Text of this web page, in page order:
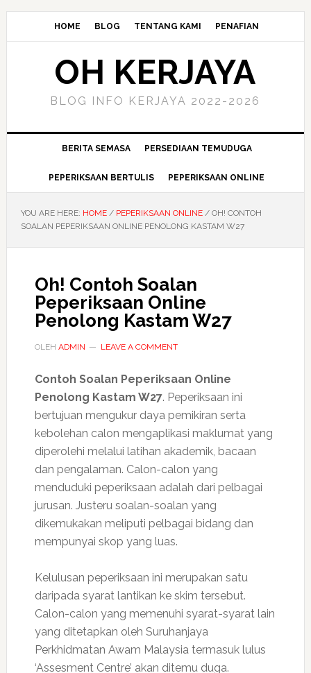
HOME BLOG TENTANG KAMI PENAFIAN
OH KERJAYA
BLOG INFO KERJAYA 2022-2026
BERITA SEMASA PERSEDIAAN TEMUDUGA
PEPERIKSAAN BERTULIS PEPERIKSAAN ONLINE
YOU ARE HERE: HOME / PEPERIKSAAN ONLINE /OH! CONTOH
SOALAN PEPERIKSAAN ONLINE PENOLONG KASTAM W27
Oh! Contoh Soalan
Peperiksaan Online
Penolong Kastam W27
OLEH ADMIN LEAVE A COMMENT
Contoh Soalan Peperiksaan Online
Penolong Kastam W27. Peperiksaan ini
bertujuan mengukur daya pemikiran serta
kebolehan calon mengaplikasi maklumat yang
diperolehi melalui latihan akademik, bacaan
dan pengalaman. Calon-calon yang
menduduki peperiksaan adalah dari pelbagai
jurusan. Justeru soalan-soalan yang
dikemukakan meliputi pelbagai bidang dan
mempunyai skop yang luas.
Kelulusan peperiksaan ini merupakan satu
daripada syarat lantikan ke skim tersebut.
Calon-calon yang memenuhi syarat-syarat lain
yang ditetapkan oleh Suruhanjaya
Perkhidmatan Awam Malaysia termasuk lulus
‘Assesment Centre’ akan ditemu duga.